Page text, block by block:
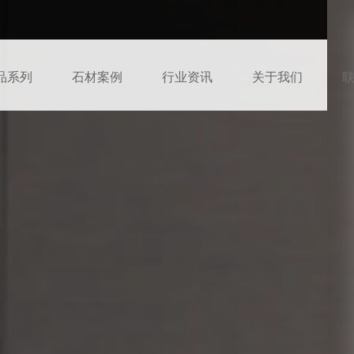
系列 石材案例 行业资讯 关于我们